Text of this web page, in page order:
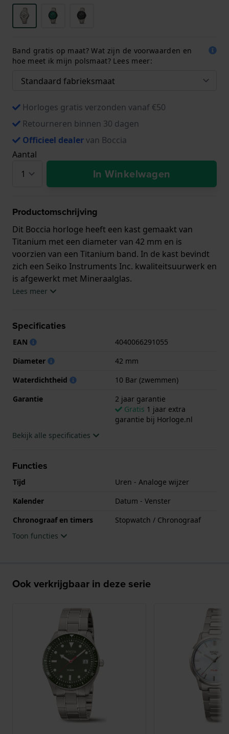
Band gratis op maat? Wat zijn de voorwaarden en
hoe meet ik mijn polsmaat? Lees meer:
Horloges gratis verzonden vanaf €50
Retourneren binnen 30 dagen
Officieel dealervan Boccia
Aantal
In Winkelwagen
Productomschrijving
Dit Boccia horloge heeft een kast gemaakt van
Titanium met een diameter van 42 mm en is
voorzien van een Titanium band. In de kast bevindt
zich een Seiko Instruments Inc. kwaliteitsuurwerk en
is afgewerkt met Mineraalglas.
horloge geleverd met 2 jaar garantie.
Lees meer
Specificaties
EAN
4040066291055
Diameter
42 mm
Waterdichtheid
10 Bar (zwemmen)
Garantie
2 jaar garantie
Gratis 1 jaar extra
garantie bij Horloge.nl
Bekijk alle specificaties
Functies
Tijd
Uren - Analoge wijzer
Kalender
Datum - Venster
Chronograaf en timers
Stopwatch / Chronograaf
Toon functies
Ook verkrijgbaar in deze serie